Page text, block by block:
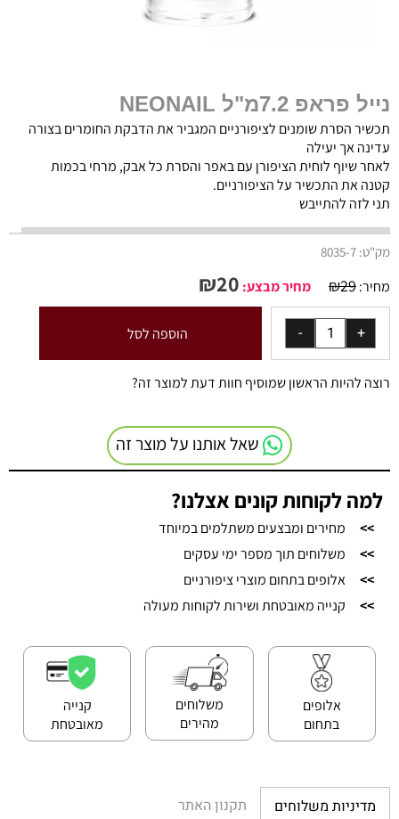
נייל פראפ 7.2מ"ל NEONAIL
תכשיר הסרת שומנים לציפורניים המגביר את הדבקת החומרים בצורה
עדינה אך יעילה
לאחר שיוף לוחית הציפורן עם באפר והסרת כל אבק, מרחי בכמות
קטנה את התכשיר על הציפורניים.
תני לזה להתייבש
מק"ט: 8035-7
מחיר: ₪29 מחיר מבצע: ₪20
הוספה לסל
רוצה להיות הראשון שמוסיף חוות דעת למוצר זה?
שאל אותנו על מוצר זה
למה לקוחות קונים אצלנו?
>>
מחירים ומבצעים משתלמים במיוחד
>>
משלוחים תוך מספר ימי עסקים
>>
אלופים בתחום מוצרי ציפורניים
>>
קנייה מאובטחת ושירות לקוחות מעולה
אלופים
בתחום
משלוחים
מהירים
קנייה
מאובטחת
מדיניות משלוחים תקנון האתר